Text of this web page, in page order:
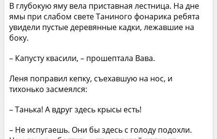
В глубокую яму вела приставная лестница. На дне
ямы при слабом свете Таниного фонарика ребята
увидели пустые деревянные кадки, лежавшие на
боку.
– Капусту квасили, – прошептала Вава.
Леня поправил кепку, съехавшую на нос, и
тихонько засмеялся:
– Танька! А вдруг здесь крысы есть!
– Не испугаешь. Они бы здесь с голоду подохли.